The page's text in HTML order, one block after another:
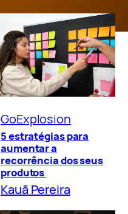
GoExplosion
5 estratégias para
aumentar a
recorrência dos seus
produtos
Kauã Pereira